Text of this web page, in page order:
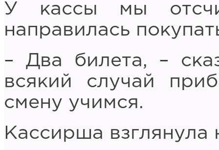
У кассы мы
направилась
– Два билета, –
всякий случай
смену учимся.
Кассирша